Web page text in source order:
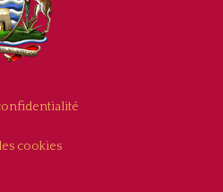
cookies